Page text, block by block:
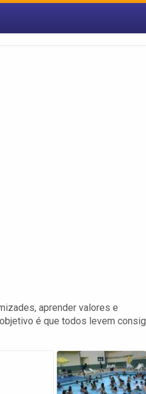
aprender valores e
é que todos levem